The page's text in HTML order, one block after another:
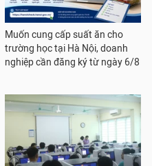
Muốn cung cấp suất ăn cho
trường học tại Hà Nội, doanh
nghiệp cần đăng ký từ ngày 6/8